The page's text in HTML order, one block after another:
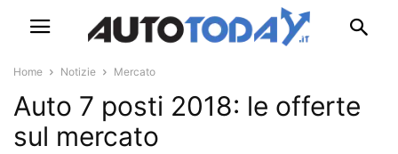
Home Notizie Mercato
Auto 7 posti 2018: le offerte
sul mercato